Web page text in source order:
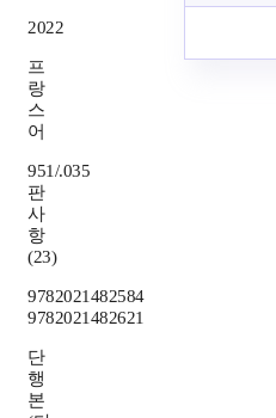
2022
프
랑
스
어
951/.035
판
사
항
(23)
9782021482584
9782021482621
단
행
본